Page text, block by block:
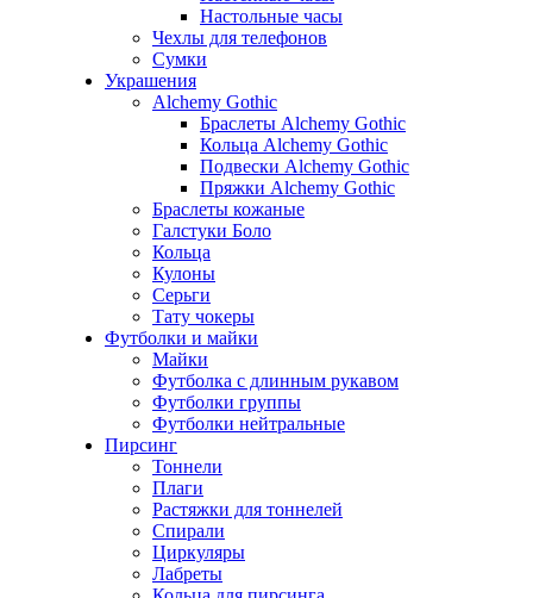
Настольные часы
Чехлы для телефонов
Сумки
Украшения
Alchemy Gothic
Браслеты Alchemy Gothic
Кольца Alchemy Gothic
Подвески Alchemy Gothic
Пряжки Alchemy Gothic
Браслеты кожаные
Галстуки Боло
Кольца
Кулоны
Серьги
Тату чокеры
Футболки и майки
Майки
Футболка с длинным рукавом
Футболки группы
Футболки нейтральные
Пирсинг
Тоннели
Плаги
Растяжки для тоннелей
Спирали
Циркуляры
Лабреты